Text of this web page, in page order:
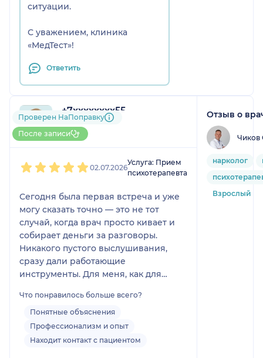
ситуации.
С уважением, клиника
«МедТест»!
Ответить
+7xxxxxxxx55
1 отзыв
До 5 записей через НаПоправку
Проверен НаПоправку
После записи
02.07.2026
Услуга: Прием
психотерапевта
Сегодня была первая встреча и уже
могу сказать точно — это не тот
случай, когда врач просто кивает и
собирает деньги за разговоры.
Никакого пустого выслушивания,
сразу дали работающие
инструменты. Для меня, как для
эзотерики в терапии, это был глоток
свежего воздуха. Чёткий,
структурный подход, без тумана и
«энергий». Я искал именно
Что понравилось больше всего?
Понятные объяснения
Профессионализм и опыт
Находит контакт с пациентом
Отзыв о
Чиков
нарколог
Взрослый